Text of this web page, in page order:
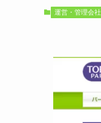
運営・管理会社